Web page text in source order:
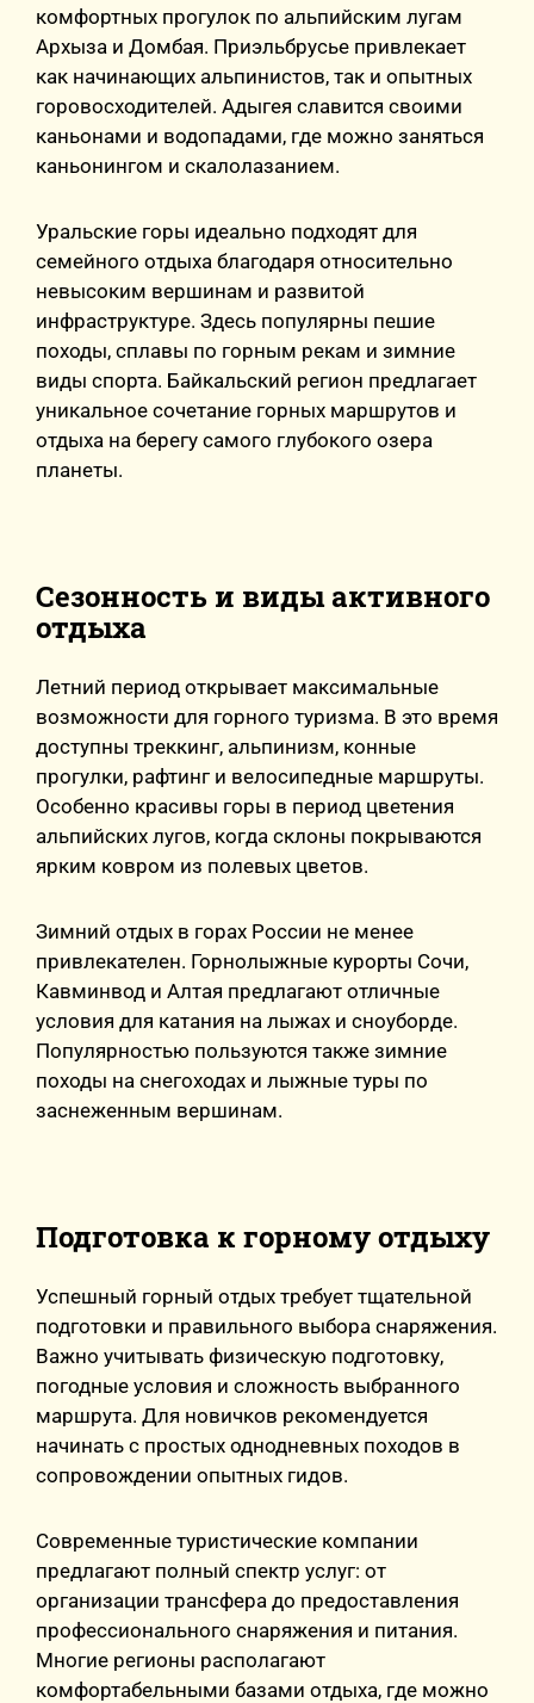
комфортных прогулок по альпийским лугам
Архыза и Домбая. Приэльбрусье привлекает
как начинающих альпинистов, так и опытных
горовосходителей. Адыгея славится своими
каньонами и водопадами, где можно заняться
каньонингом и скалолазанием.
Уральские горы идеально подходят для
семейного отдыха благодаря относительно
невысоким вершинам и развитой
инфраструктуре. Здесь популярны пешие
походы, сплавы по горным рекам и зимние
виды спорта. Байкальский регион предлагает
уникальное сочетание горных маршрутов и
отдыха на берегу самого глубокого озера
планеты.
Сезонность и виды активного
отдыха
Летний период открывает максимальные
возможности для горного туризма. В это время
доступны треккинг, альпинизм, конные
прогулки, рафтинг и велосипедные маршруты.
Особенно красивы горы в период цветения
альпийских лугов, когда склоны покрываются
ярким ковром из полевых цветов.
Зимний отдых в горах России не менее
привлекателен. Горнолыжные курорты Сочи,
Кавминвод и Алтая предлагают отличные
условия для катания на лыжах и сноуборде.
Популярностью пользуются также зимние
походы на снегоходах и лыжные туры по
заснеженным вершинам.
Подготовка к горному отдыху
Успешный горный отдых требует тщательной
подготовки и правильного выбора снаряжения.
Важно учитывать физическую подготовку,
погодные условия и сложность выбранного
маршрута. Для новичков рекомендуется
начинать с простых однодневных походов в
сопровождении опытных гидов.
Современные туристические компании
предлагают полный спектр услуг: от
организации трансфера до предоставления
профессионального снаряжения и питания.
Многие регионы располагают
комфортабельными базами отдыха, где можно